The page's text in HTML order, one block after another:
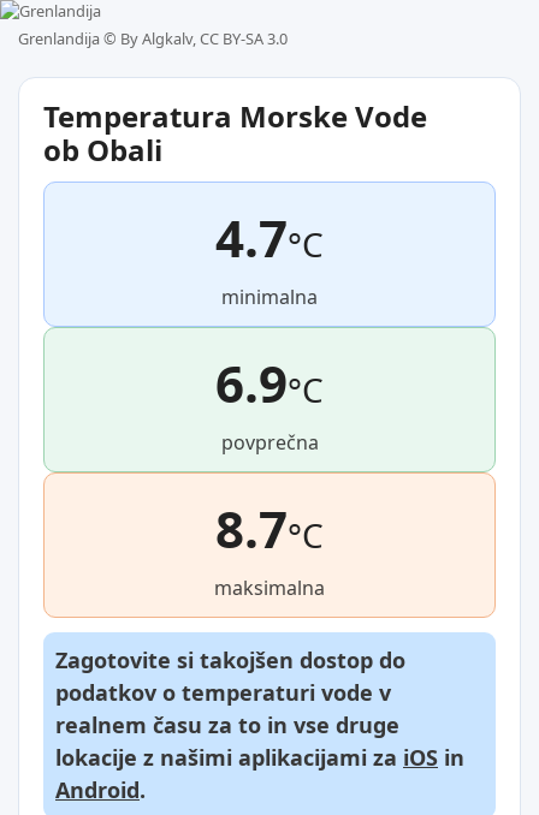
Grenlandija © By Algkalv, CC BY-SA 3.0
Temperatura Morske Vode
ob Obali
4.7°C
minimalna
6.9°C
povprečna
8.7°C
maksimalna
Zagotovite si takojšen dostop do
podatkov o temperaturi vode v
realnem času za to in vse druge
lokacije z našimi aplikacijami za iOS in
Android.